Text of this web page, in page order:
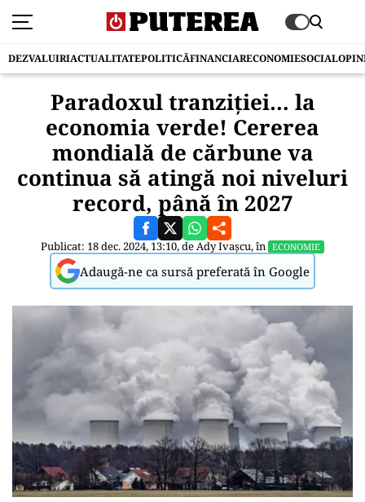
DEZVALUIRIACTUALITATEPOLITICĂFINANCIARECONOMIESOCIAL
Paradoxul tranziţiei… la
economia verde! Cererea
mondială de cărbune va
continua să atingă noi niveluri
record, până în 2027
Publicat: 18 dec. 2024, 13:10, deAdy Ivașcu, în ECONOMIE
Adaugă-ne ca sursă preferată în Google